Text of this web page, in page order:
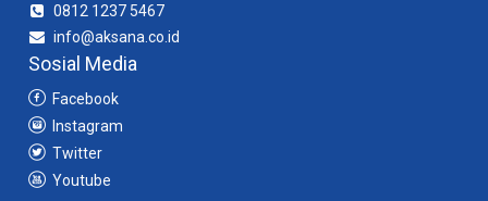
0812 1237 5467
info@aksana.co.id
Sosial Media
Facebook
Instagram
Twitter
Youtube